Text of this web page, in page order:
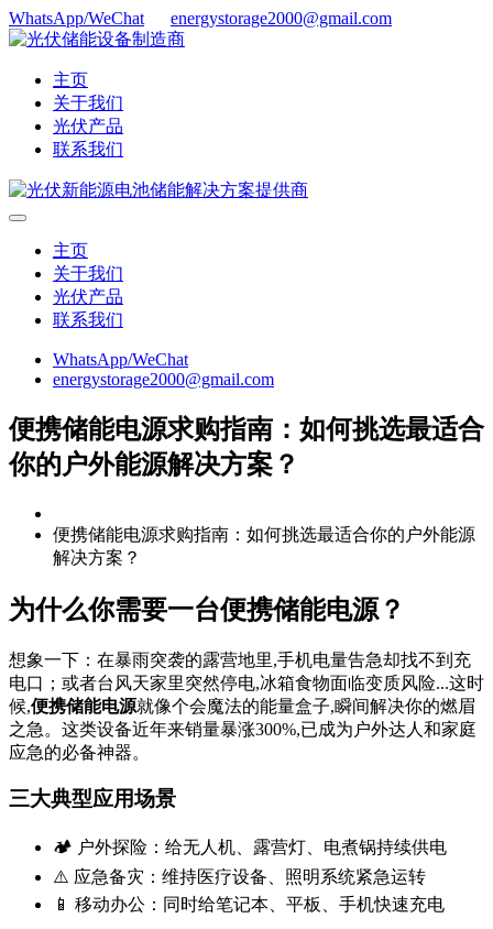
WhatsApp/WeChat energystorage2000@gmail.com
主页
关于我们
光伏产品
联系我们
主页
关于我们
光伏产品
联系我们
WhatsApp/WeChat
energystorage2000@gmail.com
便携储能电源求购指南：如何挑选最适合
你的户外能源解决方案？
便携储能电源求购指南：如何挑选最适合你的户外能源
解决方案？
为什么你需要一台便携储能电源？
想象一下：在暴雨突袭的露营地里,手机电量告急却找不到充
电口；或者台风天家里突然停电,冰箱食物面临变质风险...这时
候,便携储能电源就像个会魔法的能量盒子,瞬间解决你的燃眉
之急。这类设备近年来销量暴涨300%,已成为户外达人和家庭
应急的必备神器。
三大典型应用场景
🏕️ 户外探险：给无人机、露营灯、电煮锅持续供电
⚠️ 应急备灾：维持医疗设备、照明系统紧急运转
📱 移动办公：同时给笔记本、平板、手机快速充电